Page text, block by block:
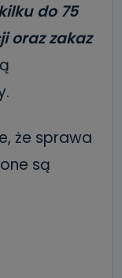
do 75
oraz zakaz
że sprawa
są